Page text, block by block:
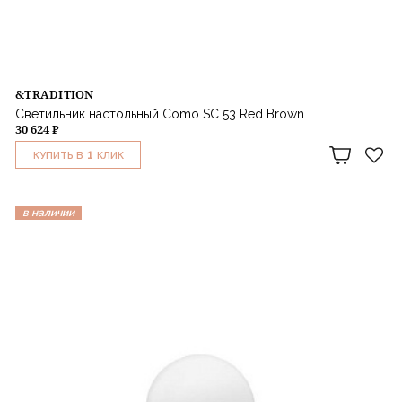
&TRADITION
Светильник настольный Como SC 53 Red Brown
30 624 ₽
КУПИТЬ В 1 КЛИК
в наличии